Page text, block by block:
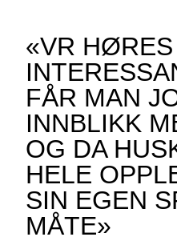
«VR
FÅR MAN
INNBLIKK
OG DA
HELE
SIN EGEN
MÅTE»